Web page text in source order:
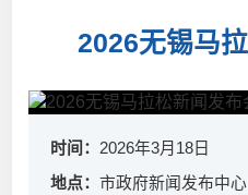
2026无锡马
时间：2026年3月18日
地点：市政府新闻发布中心